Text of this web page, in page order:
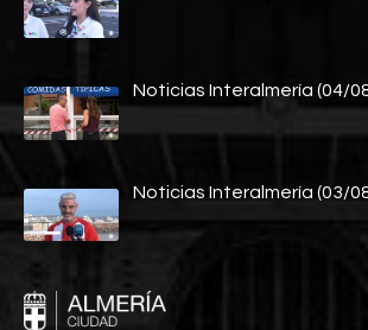
Noticias Interalmería (04/
Noticias Interalmería (03/